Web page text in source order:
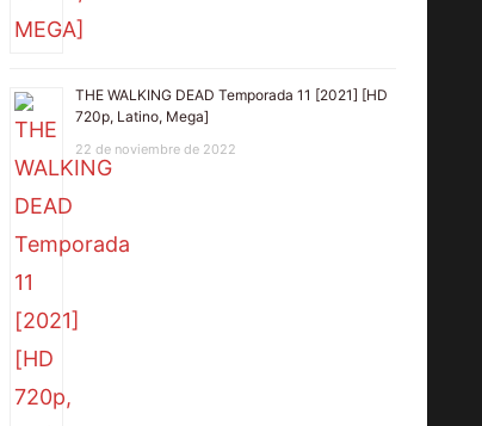
THE WALKING DEAD Temporada 11 [2021] [HD
720p, Latino, Mega]
22 de noviembre de 2022